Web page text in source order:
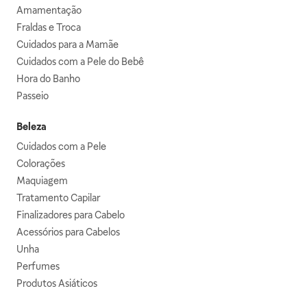
Amamentação
Fraldas e Troca
Cuidados para a Mamãe
Cuidados com a Pele do Bebê
Hora do Banho
Passeio
Beleza
Cuidados com a Pele
Colorações
Maquiagem
Tratamento Capilar
Finalizadores para Cabelo
Acessórios para Cabelos
Unha
Perfumes
Produtos Asiáticos